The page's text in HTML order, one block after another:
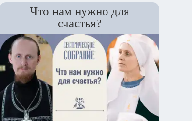
Что нам нужно для
счастья?